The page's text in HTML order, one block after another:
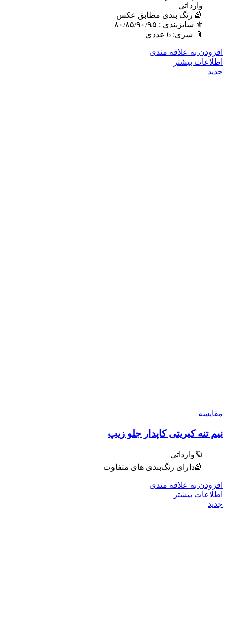
وارداتی
🌈 رنگ بندی مطابق عکس
⚜️ سایزبندی : ٨٠/٨۵/٩٠/٩۵
📎 سری: 6 عددی
افزودن به علاقه مندی
اطلاعات بیشتر
جدید
مقایسه
نیم تنه کبریتی کاپدار جلو زیپ
🪐وارداتی
🌈دارای رنگ‌بندی های متفاوت
افزودن به علاقه مندی
اطلاعات بیشتر
جدید